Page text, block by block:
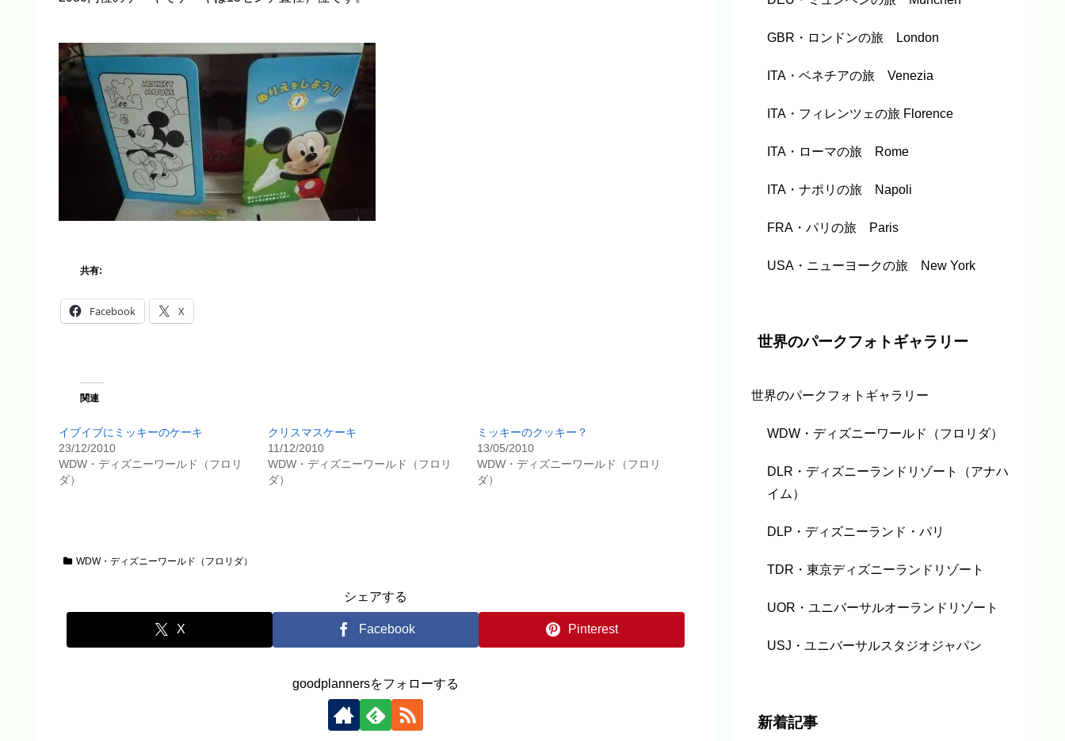
共有:
Facebook X
関連
イブイブにミッキーのケーキ
23/12/2010
WDW・ディズニーワールド（フロリ
ダ）
クリスマスケーキ
11/12/2010
WDW・ディズニーワールド（フロリ
ダ）
ミッキーのクッキー？
13/05/2010
WDW・ディズニーワールド（フロリ
ダ）
WDW・ディズニーワールド（フロリダ）
シェアする
X Facebook Pinterest
goodplannersをフォローする
GBR・ロンドンの旅 London
ITA・ベネチアの旅 Venezia
ITA・フィレンツェの旅 Florence
ITA・ローマの旅 Rome
ITA・ナポリの旅 Napoli
FRA・パリの旅 Paris
USA・ニューヨークの旅 New York
世界のパークフォトギャラリー
世界のパークフォトギャラリー
WDW・ディズニーワールド（フロリダ）
DLR・ディズニーランドリゾート（アナハ
イム）
DLP・ディズニーランド・パリ
TDR・東京ディズニーランドリゾート
UOR・ユニバーサルオーランドリゾート
USJ・ユニバーサルスタジオジャパン
新着記事